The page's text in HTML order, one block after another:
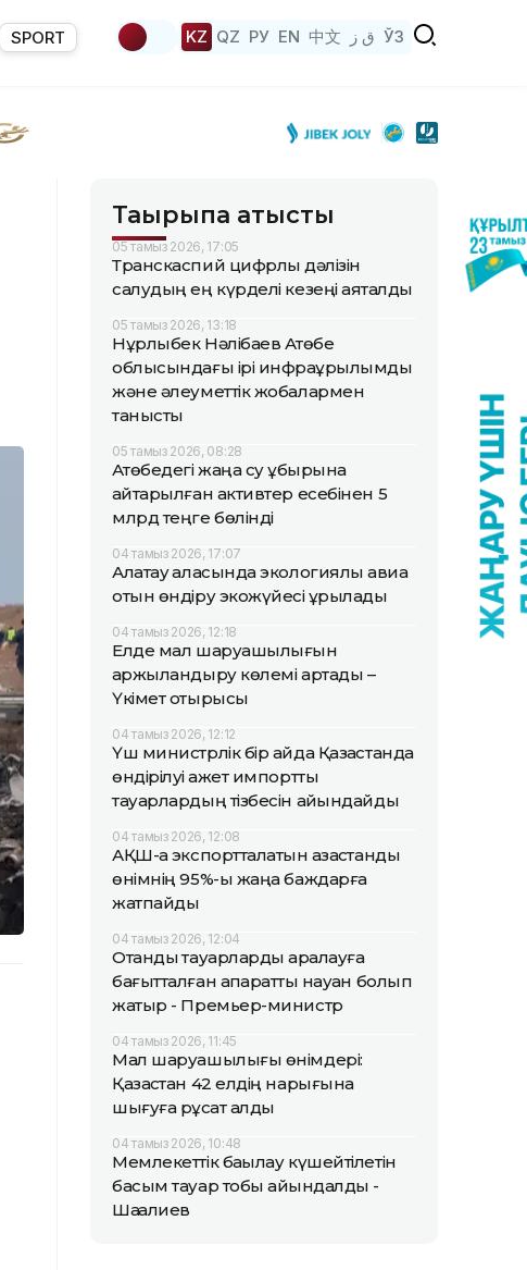
SPORT KZ QZ РУ EN 中文 ق ز ЎЗ
Тақырыпқа қатысты
05 тамыз 2026, 17:05
Транскаспий цифрлық дәлізін
салудың ең күрделі кезеңі аяқталды
05 тамыз 2026, 13:18
Нұрлыбек Нәлібаев Ақтөбе
облысындағы ірі инфрақұрылымдық
және әлеуметтік жобалармен
танысты
05 тамыз 2026, 08:28
Ақтөбедегі жаңа су құбырына
қайтарылған активтер есебінен 5
млрд теңге бөлінді
04 тамыз 2026, 17:07
Алатау қаласында экологиялық авиа
отын өндіру экожүйесі құрылады
04 тамыз 2026, 12:18
Елде мал шаруашылығын
қаржыландыру көлемі артады –
Үкімет отырысы
04 тамыз 2026, 12:12
Үш министрлік бір айда Қазақстанда
өндірілуі қажет импорттық
тауарлардың тізбесін айқындайды
04 тамыз 2026, 12:08
АҚШ-қа экспортталатын қазақстандық
өнімнің 95%-ы жаңа баждарға
жатпайды
04 тамыз 2026, 12:04
Отандық тауарларды қаралауға
бағытталған ақпараттық науқан болып
жатыр - Премьер-министр
04 тамыз 2026, 11:45
Мал шаруашылығы өнімдері:
Қазақстан 42 елдің нарығына
шығуға рұқсат алды
04 тамыз 2026, 10:48
Мемлекеттік бақылау күшейтілетін
басым тауар тобы айқындалды -
Шаққалиев